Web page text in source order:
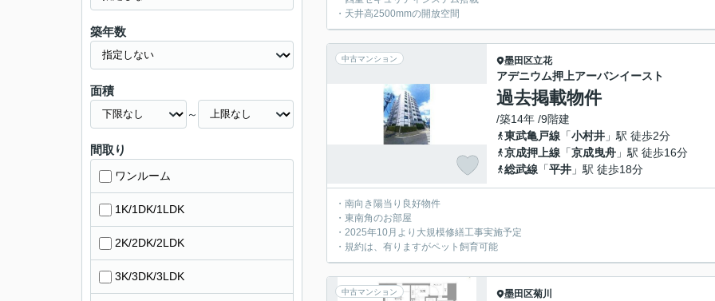
・天井高2500mmの開放空間
中古マンション 墨田区立花
アデニウム押上アーバンイースト
過去掲載物件
/築14年 /9階建
東武亀戸線 「小村井 」駅 徒歩2分
京成押上線 「京成曳舟 」駅 徒歩16分
総武線 「平井 」駅 徒歩18分
・南向き陽当り良好物件
・東南角のお部屋
・2025年10月より大規模修繕工事実施予定
・規約は、有りますがペット飼育可能
中古マンション 墨田区菊川
築年数
面積
～
間取り
ワンルーム
1K/1DK/1LDK
2K/2DK/2LDK
3K/3DK/3LDK